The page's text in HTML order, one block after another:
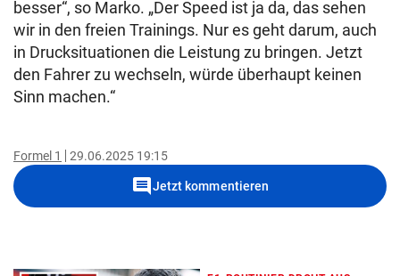
besser“, so Marko. „Der Speed ist ja da, das sehen
wir in den freien Trainings. Nur es geht darum, auch
in Drucksituationen die Leistung zu bringen. Jetzt
den Fahrer zu wechseln, würde überhaupt keinen
Sinn machen.“
Formel 1 29.06.2025 19:15
commentJetzt kommentieren